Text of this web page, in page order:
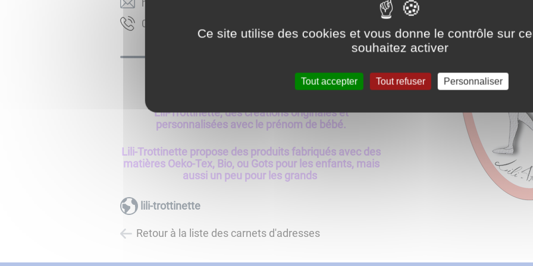
moc.ettenittort-ilil@olleh
19.58.32.32.60
Créations Personnalisées pour Bébés
Lili-Trottinette, des créations originales et
personnalisées avec le prénom de bébé.
Lili-Trottinette propose des produits fabriqués avec des
matières Oeko-Tex, Bio, ou Gots pour les enfants, mais
aussi un peu pour les grands
lili-trottinette
Retour à la liste des carnets d'adresses
Ce site utilise des cookies et vous donne le contrôle sur
souhaitez activer
Tout accepter Tout refuser Personnaliser